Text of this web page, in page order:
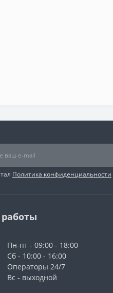
Политика конфиденциальности
Пн-пт - 09:00 - 18:00
Сб - 10:00 - 16:00
Операторы 24/7
Вс - выходной